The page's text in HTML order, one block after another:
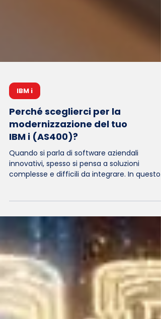
IBM i
Perché sceglierci per la
modernizzazione del tuo
IBM i (AS400)?
Quando si parla di software aziendali
complesse e difficili da integrare. In questo
aziende che utilizzano sistemi IBM i (AS400).